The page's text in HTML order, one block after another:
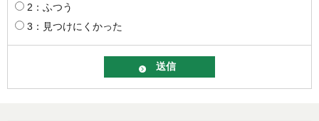
2：ふつう
3：見つけにくかった